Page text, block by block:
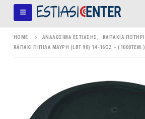
HOME ΑΝΑΛΏΣΙΜΑ ΕΣΤΊΑΣΗΣ
ΚΑΠΆΚΙΑ
ΚΑΠΑΚΙ ΠΙΠΙΛΑ ΜΑΥΡΗ (LBT 90) 14-16ΟΖ – (1000ΤΕΜ.)